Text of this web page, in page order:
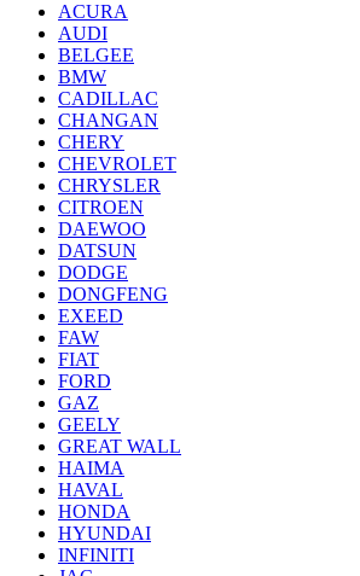
ACURA
AUDI
BELGEE
BMW
CADILLAC
CHANGAN
CHERY
CHEVROLET
CHRYSLER
CITROEN
DAEWOO
DATSUN
DODGE
DONGFENG
EXEED
FAW
FIAT
FORD
GAZ
GEELY
GREAT WALL
HAIMA
HAVAL
HONDA
HYUNDAI
INFINITI